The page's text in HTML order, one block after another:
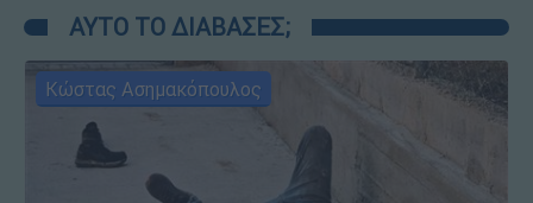
ΑΥΤΟ ΤΟ ΔΙΑΒΑΣΕΣ;
Κώστας Ασημακόπουλος